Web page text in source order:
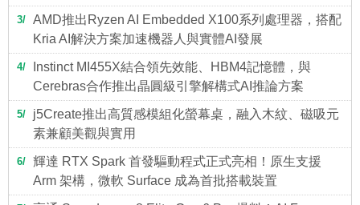
3
AMD推出Ryzen AI Embedded X100系列處理器，搭配
Kria AI解決方案加速機器人與實體AI發展
4
Instinct MI455X結合領先效能、HBM4記憶體，與
Cerebras合作推出晶圓級引擎解構式AI推論方案
5
j5Create推出高質感模組化螢幕桌，融入木紋、磁吸元
素兼顧美觀與實用
6
輝達 RTX Spark 首發驅動程式正式亮相！原生支援
Arm 架構，微軟 Surface 成為首批搭載裝置